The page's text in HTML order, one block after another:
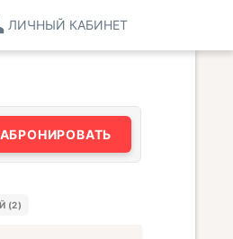
ЛИЧНЫЙ КАБИНЕТ
(2)